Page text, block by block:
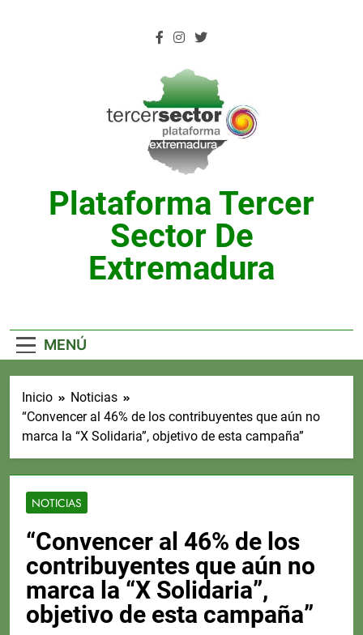
Plataforma Tercer
Sector De
Extremadura
MENÚ
Inicio
Noticias
“Convencer al 46% de los contribuyentes que aún no
marca la “X Solidaria”, objetivo de esta campaña”
NOTICIAS
“Convencer al 46% de los
contribuyentes que aún no
marca la “X Solidaria”,
objetivo de esta campaña”